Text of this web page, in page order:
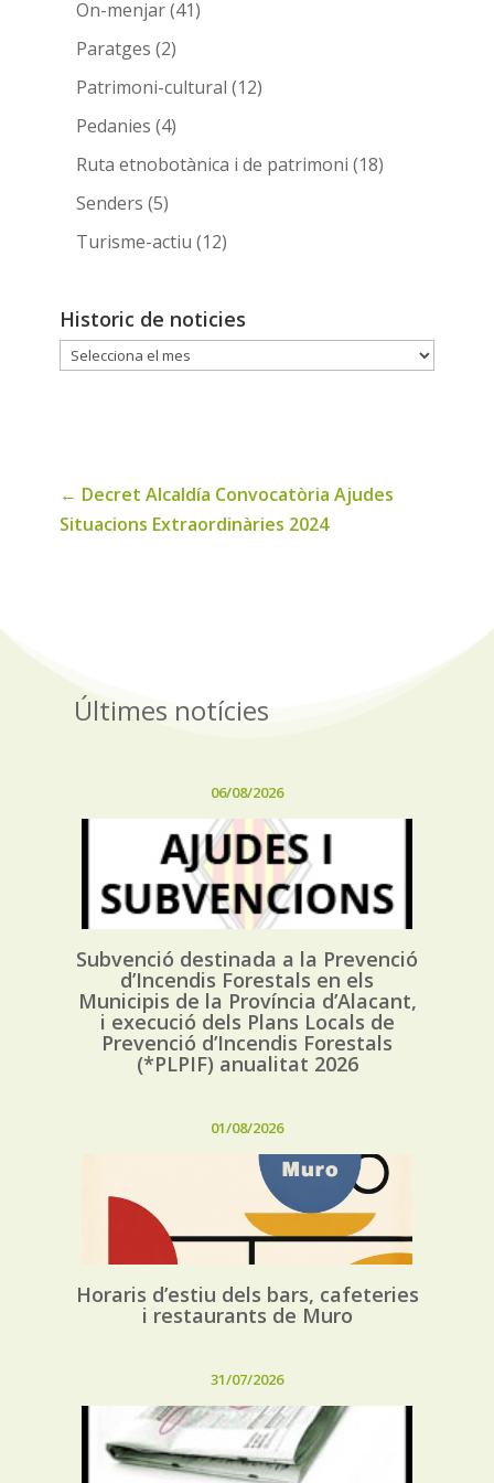
On-menjar(41)
Paratges (2)
Patrimoni-cultural (12)
Pedanies (4)
Ruta etnobotànica i de patrimoni (18)
Senders (5)
Turisme-actiu (12)
Historic de noticies
Historic
← Decret Alcaldía Convocatòria Ajudes
Situacions Extraordinàries 2024
Últimes notícies
06/08/2026
Subvenció destinada a la Prevenció
d’Incendis Forestals en els
Municipis de la Província d’Alacant,
i execució dels Plans Locals de
Prevenció d’Incendis Forestals
(*PLPIF) anualitat 2026
01/08/2026
Horaris d’estiu dels bars, cafeteries
i restaurants de Muro
31/07/2026